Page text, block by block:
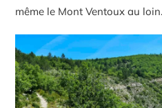
même le Mont Ventoux au loin.